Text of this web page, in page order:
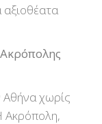
αξιοθέατα
Αθήνα χωρίς
Ακρόπολη,